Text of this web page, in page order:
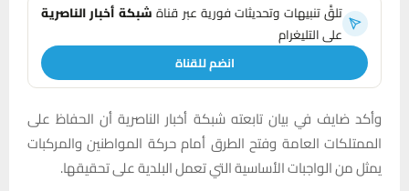
تلقَّ تنبيهات وتحديثات فورية عبر قناةشبكة أخبار الناصرية
على التليغرام
انضم للقناة
وأكد ضايف في بيان تابعته شبكة أخبار الناصرية أن الحفاظ على
الممتلكات العامة وفتح الطرق أمام حركة المواطنين والمركبات
يمثل من الواجبات الأساسية التي تعمل البلدية على تحقيقها.